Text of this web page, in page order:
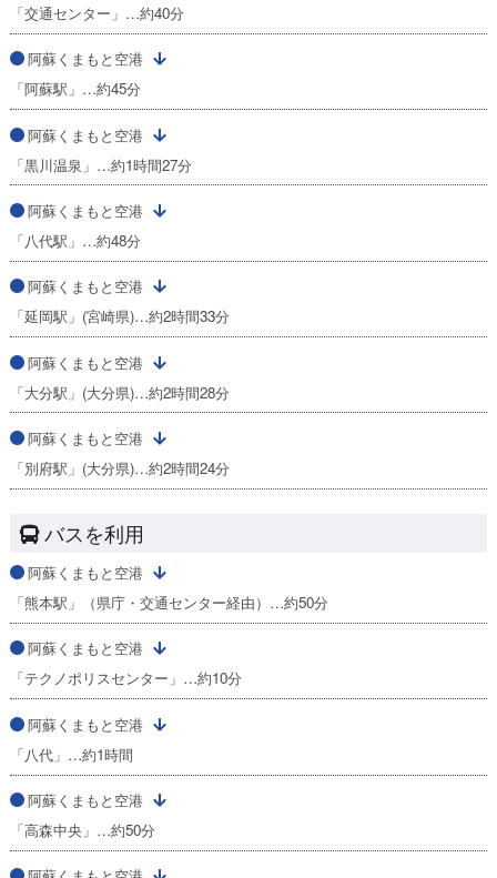
「交通センター」…約40分
阿蘇くまもと空港
「阿蘇駅」…約45分
阿蘇くまもと空港
「黒川温泉」…約1時間27分
阿蘇くまもと空港
「八代駅」…約48分
阿蘇くまもと空港
「延岡駅」(宮崎県)…約2時間33分
阿蘇くまもと空港
「大分駅」(大分県)…約2時間28分
阿蘇くまもと空港
「別府駅」(大分県)…約2時間24分
バスを利用
阿蘇くまもと空港
「熊本駅」（県庁・交通センター経由）…約50分
阿蘇くまもと空港
「テクノポリスセンター」…約10分
阿蘇くまもと空港
「八代」…約1時間
阿蘇くまもと空港
「高森中央」…約50分